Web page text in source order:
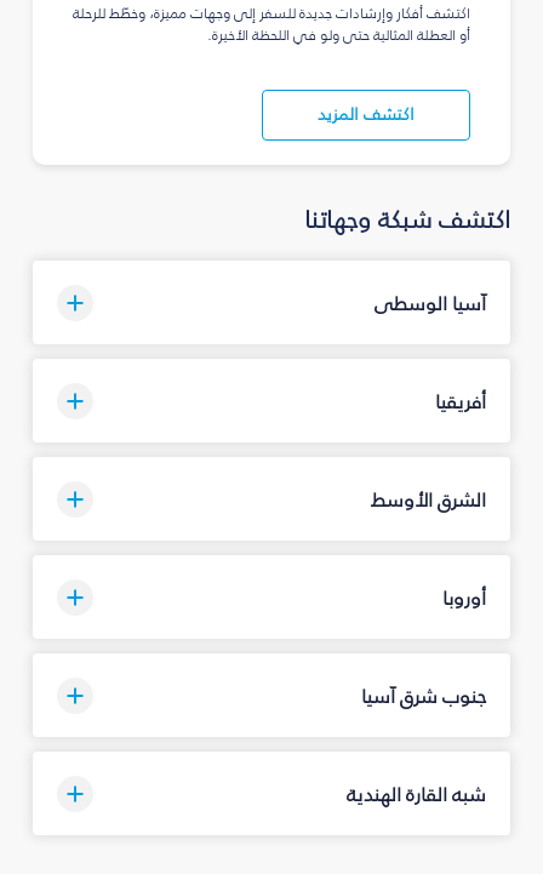
اكتشف أفكار وإرشادات جديدة للسفر إلى وجهات مميزة، وخطّط للرحلة
أو العطلة المثالية حتى ولو في اللحظة الأخيرة.
اكتشف المزيد
اكتشف شبكة وجهاتنا
آسيا الوسطى
أفريقيا
الشرق الأوسط
أوروبا
جنوب شرق آسيا
شبه القارة الهندية